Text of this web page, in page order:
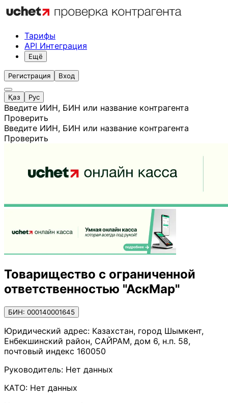
Тарифы
API Интеграция
Ещё
Регистрация Вход
Қаз Рус
Введите ИИН, БИН или название контрагента
Проверить
Введите ИИН, БИН или название контрагента
Проверить
Товарищество с ограниченной
ответственностью "АскМар"
БИН: 000140001645
Юридический адрес: Казахстан, город Шымкент,
Енбекшинский район, САЙРАМ, дом 6, н.п. 58,
почтовый индекс 160050
Руководитель: Нет данных
КАТО: Нет данных